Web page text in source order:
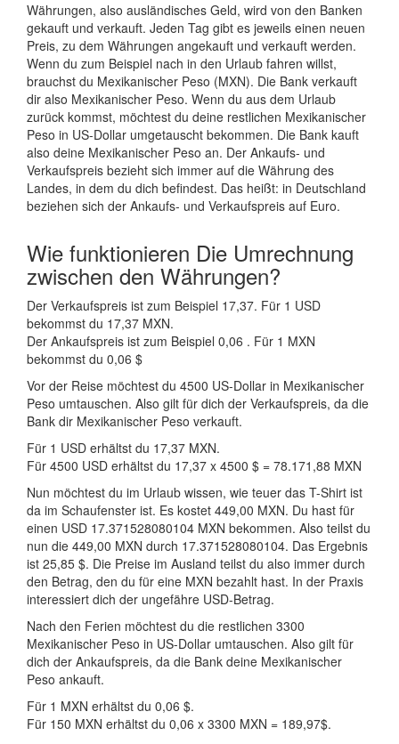
Währungen, also ausländisches Geld, wird von den Banken
gekauft und verkauft. Jeden Tag gibt es jeweils einen neuen
Preis, zu dem Währungen angekauft und verkauft werden.
Wenn du zum Beispiel nach in den Urlaub fahren willst,
brauchst du Mexikanischer Peso (MXN). Die Bank verkauft
dir also Mexikanischer Peso. Wenn du aus dem Urlaub
zurück kommst, möchtest du deine restlichen Mexikanischer
Peso in US-Dollar umgetauscht bekommen. Die Bank kauft
also deine Mexikanischer Peso an. Der Ankaufs- und
Verkaufspreis bezieht sich immer auf die Währung des
Landes, in dem du dich befindest. Das heißt: in Deutschland
beziehen sich der Ankaufs- und Verkaufspreis auf Euro.
Wie funktionieren Die Umrechnung
zwischen den Währungen?
Der Verkaufspreis ist zum Beispiel 17,37. Für 1 USD
bekommst du 17,37 MXN.
Der Ankaufspreis ist zum Beispiel 0,06 . Für 1 MXN
bekommst du 0,06 $
Vor der Reise möchtest du 4500 US-Dollar in Mexikanischer
Peso umtauschen. Also gilt für dich der Verkaufspreis, da die
Bank dir Mexikanischer Peso verkauft.
Für 1 USD erhältst du 17,37 MXN.
Für 4500 USD erhältst du 17,37 x 4500 $ = 78.171,88 MXN
Nun möchtest du im Urlaub wissen, wie teuer das T-Shirt ist
da im Schaufenster ist. Es kostet 449,00 MXN. Du hast für
einen USD 17.371528080104 MXN bekommen. Also teilst du
nun die 449,00 MXN durch 17.371528080104. Das Ergebnis
ist 25,85 $. Die Preise im Ausland teilst du also immer durch
den Betrag, den du für eine MXN bezahlt hast. In der Praxis
interessiert dich der ungefähre USD-Betrag.
Nach den Ferien möchtest du die restlichen 3300
Mexikanischer Peso in US-Dollar umtauschen. Also gilt für
dich der Ankaufspreis, da die Bank deine Mexikanischer
Peso ankauft.
Für 1 MXN erhältst du 0,06 $.
Für 150 MXN erhältst du 0,06 x 3300 MXN = 189,97$.